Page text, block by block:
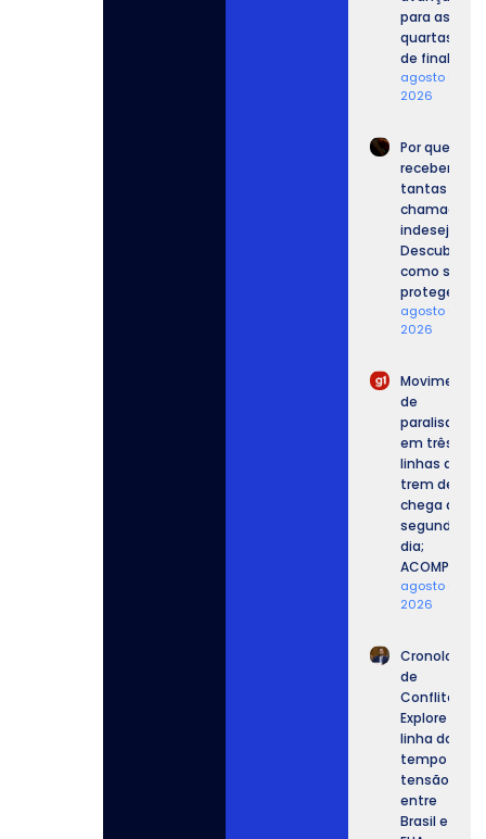
para as
quartas
de final.
agosto 6,
2026
Por que
recebemos
tantas
chamadas
Descubra
como se
proteger.
agosto 6,
2026
Movimento
de
paralisação
em três
linhas de
trem de SP
chega ao
segundo
dia;
ACOMPANHE.
agosto 6,
2026
Cronologia
de
Conflitos:
Explore a
linha do
tempo da
tensão
entre
Brasil e